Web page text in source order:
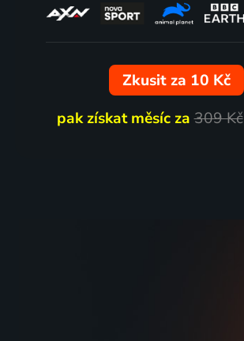
Zkusit za 10 Kč
pak získat měsíc za309 Kč